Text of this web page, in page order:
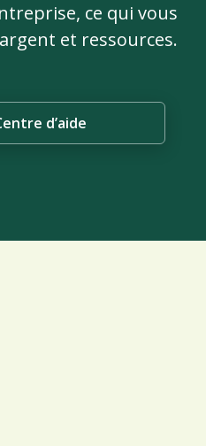
ce qui vous
et ressources.
d’aide